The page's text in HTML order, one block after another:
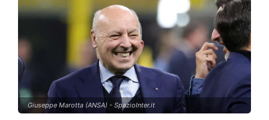
Giuseppe Marotta (ANSA) - SpazioInter.it